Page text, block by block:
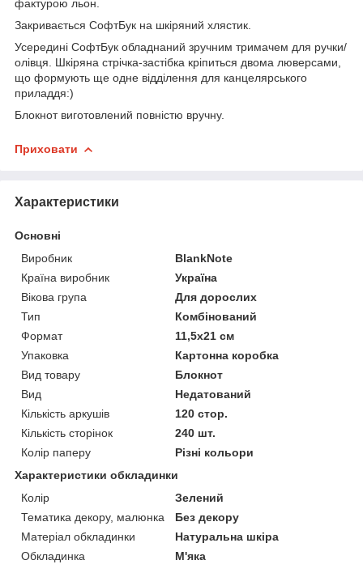
фактурою льон.
Закривається СофтБук на шкіряний хлястик.
Усередині СофтБук обладнаний зручним тримачем для ручки/
олівця. Шкіряна стрічка-застібка кріпиться двома люверсами,
що формують ще одне відділення для канцелярського
приладдя:)
Блокнот виготовлений повністю вручну.
Приховати
Характеристики
Основні
Виробник
BlankNote
Країна виробник
Україна
Вікова група
Для дорослих
Тип
Комбінований
Формат
11,5х21 см
Упаковка
Картонна коробка
Вид товару
Блокнот
Вид
Недатований
Кількість аркушів
120 стор.
Кількість сторінок
240 шт.
Колір паперу
Різні кольори
Характеристики обкладинки
Колір
Зелений
Тематика декору, малюнка
Без декору
Матеріал обкладинки
Натуральна шкіра
Обкладинка
М'яка